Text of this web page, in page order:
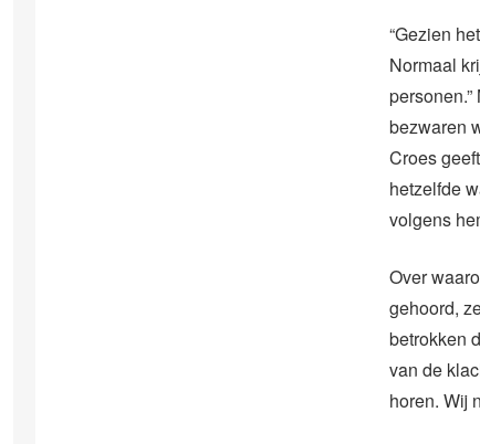
“Gezien
Normaal
bezwaren
Croes
hetzelfde
volgens
Over
gehoord,
betrokken
van de
horen. Wij